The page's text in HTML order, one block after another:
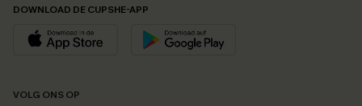
DOWNLOAD DE CUPSHE-APP
VOLG ONS OP